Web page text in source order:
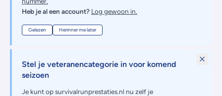
Heb je al een account? Log gewoon in.
Gelezen Herinner me later
Stel je veteranencategorie in voor komend
seizoen
Je kunt op survivalrunprestaties.nl nu zelf je